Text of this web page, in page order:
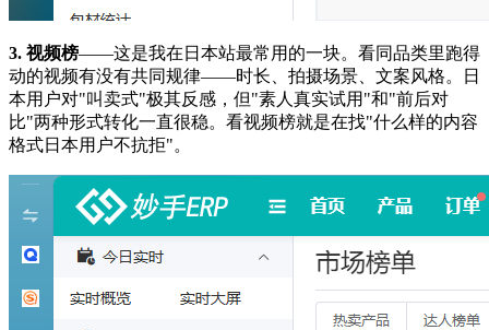
3. 视频榜——这是我在日本站最常用的一块。看同品类里跑得
动的视频有没有共同规律——时长、拍摄场景、文案风格。日
本用户对"叫卖式"极其反感，但"素人真实试用"和"前后对
比"两种形式转化一直很稳。看视频榜就是在找"什么样的内容
格式日本用户不抗拒"。